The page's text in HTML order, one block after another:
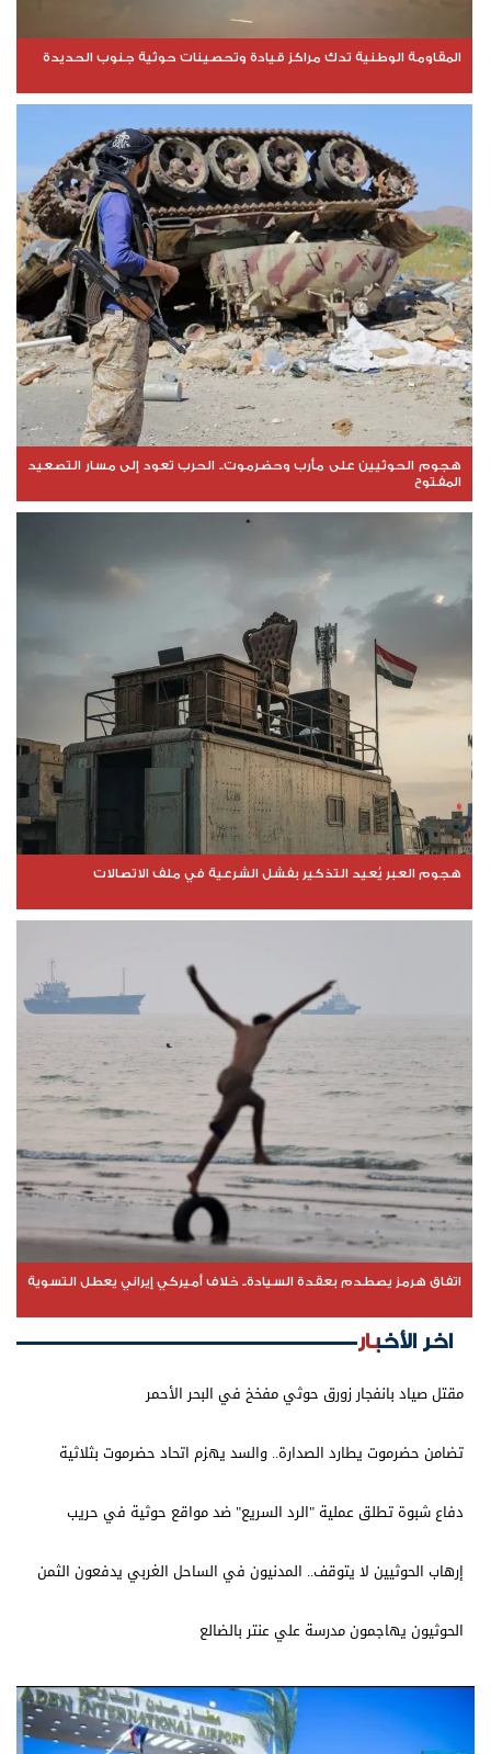
المقاومة الوطنية تدك مراكز قيادة وتحصينات حوثية جنوب الحديدة
هجوم الحوثيين على مأرب وحضرموت.. الحرب تعود إلى مسار التصعيد
المفتوح
هجوم العبر يُعيد التذكير بفشل الشرعية في ملف الاتصالات
اتفاق هرمز يصطدم بعقدة السيادة.. خلاف أميركي إيراني يعطل التسوية
اخر الأخبار
مقتل صياد بانفجار زورق حوثي مفخخ في البحر الأحمر
تضامن حضرموت يطارد الصدارة.. والسد يهزم اتحاد حضرموت بثلاثية
دفاع شبوة تطلق عملية "الرد السريع" ضد مواقع حوثية في حريب
إرهاب الحوثيين لا يتوقف.. المدنيون في الساحل الغربي يدفعون الثمن
الحوثيون يهاجمون مدرسة علي عنتر بالضالع